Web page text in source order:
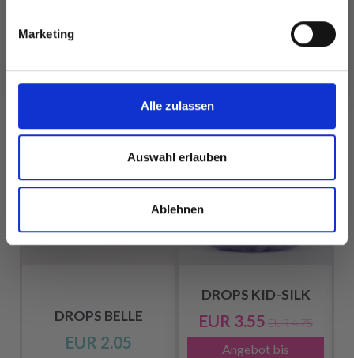
Marketing
Alle zulassen
Auswahl erlauben
Ablehnen
DROPS BELLE
EUR 2.05
25%Rabatt
DROPS KID-SILK
EUR 3.55 EUR 4.75
Angebot bis